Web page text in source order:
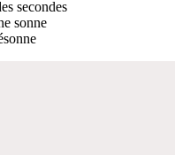
secondes
sonne